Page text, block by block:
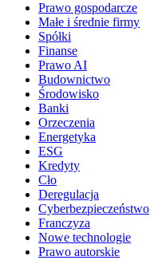
Prawo gospodarcze
Małe i średnie firmy
Spółki
Finanse
Prawo AI
Budownictwo
Środowisko
Banki
Orzeczenia
Energetyka
ESG
Kredyty
Cło
Deregulacja
Cyberbezpieczeństwo
Franczyza
Nowe technologie
Prawo autorskie